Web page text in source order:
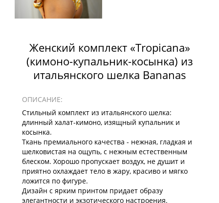
Женский комплект «Tropicana»
(кимоно-купальник-косынка) из
итальянского шелка Bananas
ОПИСАНИЕ:
Стильный комплект из итальянского шелка:
длинный халат-кимоно, изящный купальник и
косынка.
Ткань премиального качества - нежная, гладкая и
шелковистая на ощупь, с нежным естественным
блеском. Хорошо пропускает воздух, не душит и
приятно охлаждает тело в жару, красиво и мягко
ложится по фигуре.
Дизайн с ярким принтом придает образу
элегантности и экзотического настроения.